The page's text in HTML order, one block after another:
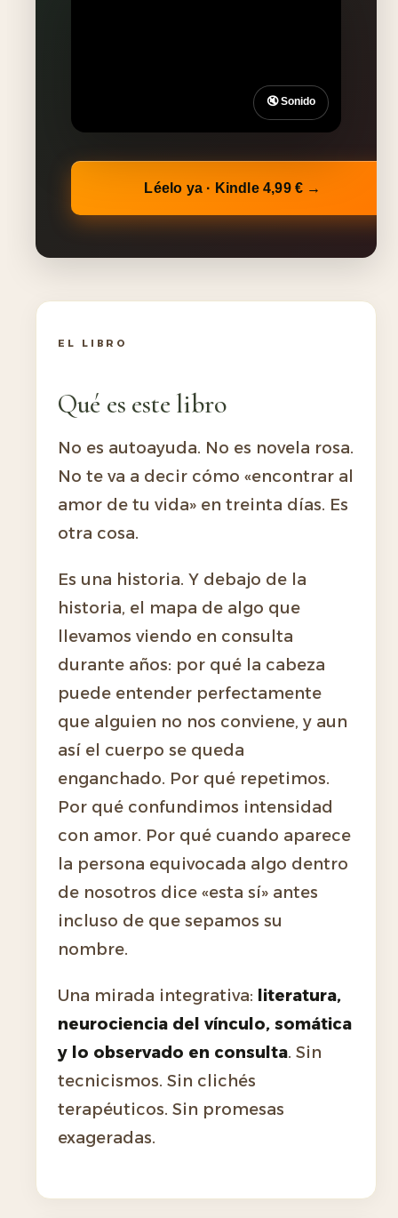
🔇 Sonido
Léelo ya · Kindle 4,99 € →
EL LIBRO
Qué es este libro
No es autoayuda. No es novela rosa.
No te va a decir cómo «encontrar al
amor de tu vida» en treinta días. Es
otra cosa.
Es una historia. Y debajo de la
historia, el mapa de algo que
llevamos viendo en consulta
durante años: por qué la cabeza
puede entender perfectamente
que alguien no nos conviene, y aun
así el cuerpo se queda
enganchado. Por qué repetimos.
Por qué confundimos intensidad
con amor. Por qué cuando aparece
la persona equivocada algo dentro
de nosotros dice «esta sí» antes
incluso de que sepamos su
nombre.
Una mirada integrativa: literatura,
neurociencia del vínculo, somática
y lo observado en consulta. Sin
tecnicismos. Sin clichés
terapéuticos. Sin promesas
exageradas.